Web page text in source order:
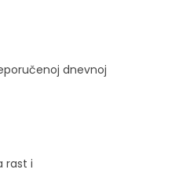
dnevnoj
rast i